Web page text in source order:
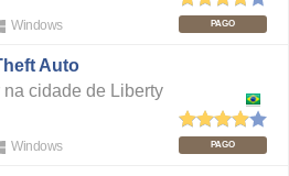
PAGO
Windows
Auto
cidade de Liberty
PAGO
Windows